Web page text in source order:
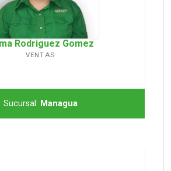
Rodriguez Gomez
VENTAS
Sucursal: Managua